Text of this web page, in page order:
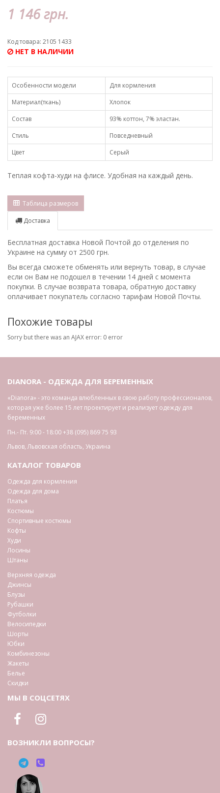
1 146 грн.
Код товара: 2105 1433
НЕТ В НАЛИЧИИ
Особенности модели
Для кормления
Материал(ткань)
Хлопок
Состав
93% коттон, 7% эластан.
Стиль
Повседневный
Цвет
Серый
Теплая кофта-худи на флисе. Удобная на каждый день.
Таблица размеров
Доставка
Бесплатная доставка Новой Почтой до отделения по
Украине на сумму от 2500 грн.
Вы всегда сможете обменять или вернуть товар, в случае
если он Вам не подошел в течении 14 дней с момента
покупки. В случае возврата товара, обратную доставку
оплачивает покупатель согласно тарифам Новой Почты.
Похожие товары
Sorry but there was an AJAX error: 0 error
DIANORA - ОДЕЖДА ДЛЯ БЕРЕМЕННЫХ
«Dianora» - это команда влюбленных в свою работу профессионалов,
которая уже более 15 лет проектирует и реализует одежду для
беременных
Пн.- Пт. 9:00 - 18:00+38 (095) 869 75 93
Львов,Львовская область, Украина
КАТАЛОГ ТОВАРОВ
Одежда для кормления
Одежда для дома
Платья
Костюмы
Спортивные костюмы
Кофты
Худи
Лосины
Штаны
Верхняя одежда
Джинсы
Блузы
Рубашки
Футболки
Велосипедки
Шорты
Юбки
Комбинезоны
Жакеты
Белье
Скидки
МЫ В СОЦСЕТЯХ
ВОЗНИКЛИ ВОПРОСЫ?